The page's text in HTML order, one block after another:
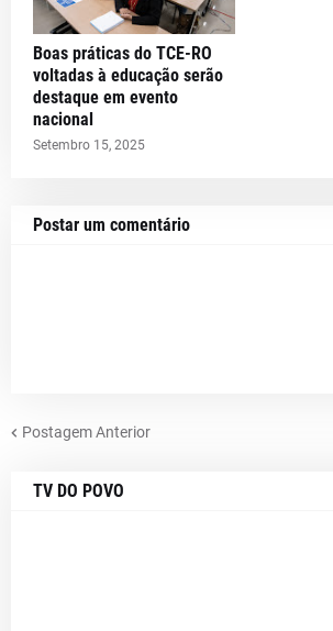
Boas práticas do TCE-RO
voltadas à educação serão
destaque em evento
nacional
Setembro 15, 2025
Postar um comentário
Postagem Anterior
TV DO POVO